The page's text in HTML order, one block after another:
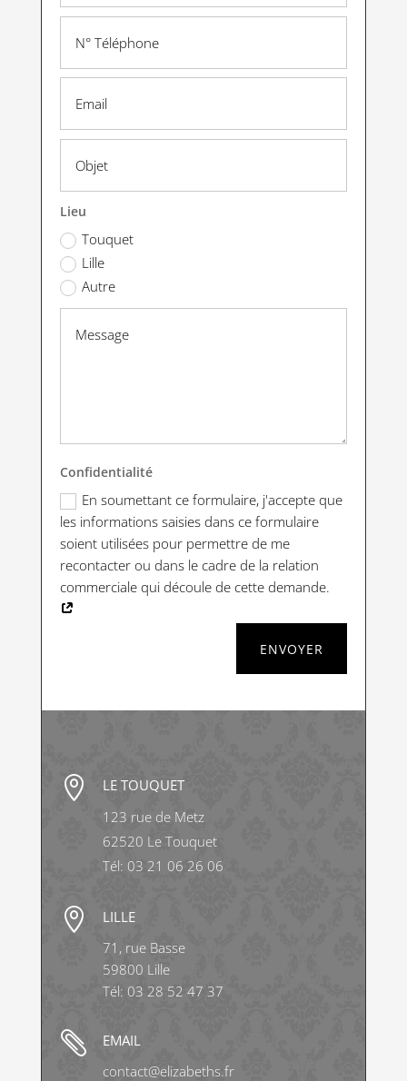
Lieu
Touquet
Lille
Autre
Confidentialité
En soumettant ce formulaire, j'accepte que
les informations saisies dans ce formulaire
soient utilisées pour permettre de me
recontacter ou dans le cadre de la relation
commerciale qui découle de cette demande.
ENVOYER

LE TOUQUET
123 rue de Metz
62520 Le Touquet
Tél: 03 21 06 26 06

LILLE
71, rue Basse
59800 Lille
Tél: 03 28 52 47 37

EMAIL
contact@elizabeths.fr